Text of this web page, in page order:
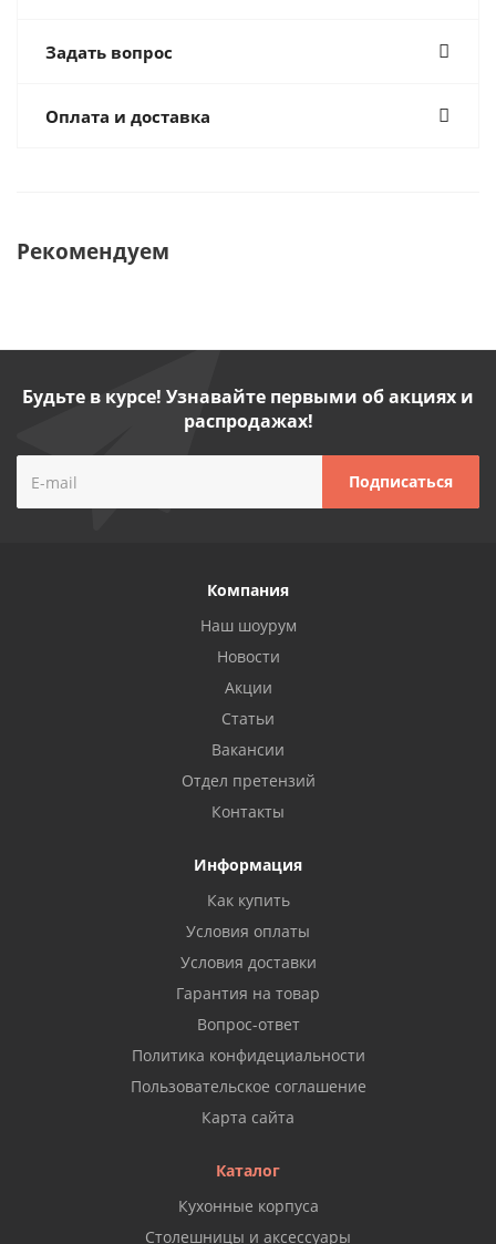
Задать вопрос
Оплата и доставка
Рекомендуем
Будьте в курсе! Узнавайте первыми об акциях и
распродажах!
Компания
Наш шоурум
Новости
Акции
Статьи
Вакансии
Отдел претензий
Контакты
Информация
Как купить
Условия оплаты
Условия доставки
Гарантия на товар
Вопрос-ответ
Политика конфидециальности
Пользовательское соглашение
Карта сайта
Каталог
Кухонные корпуса
Столешницы и аксессуары